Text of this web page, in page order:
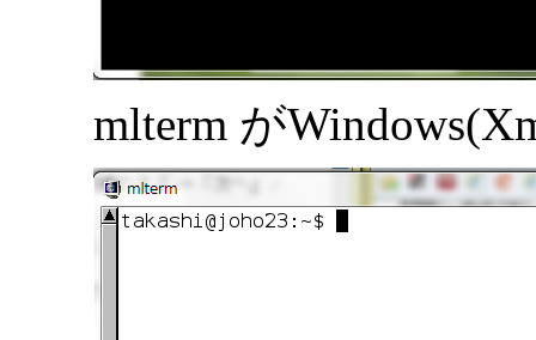
mlterm が